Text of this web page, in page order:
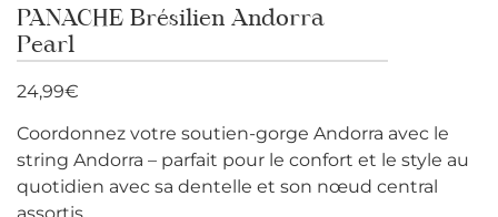
PANACHE Brésilien Andorra
Pearl
24,99€
Coordonnez votre soutien-gorge Andorra avec le
string Andorra – parfait pour le confort et le style au
quotidien avec sa dentelle et son nœud central